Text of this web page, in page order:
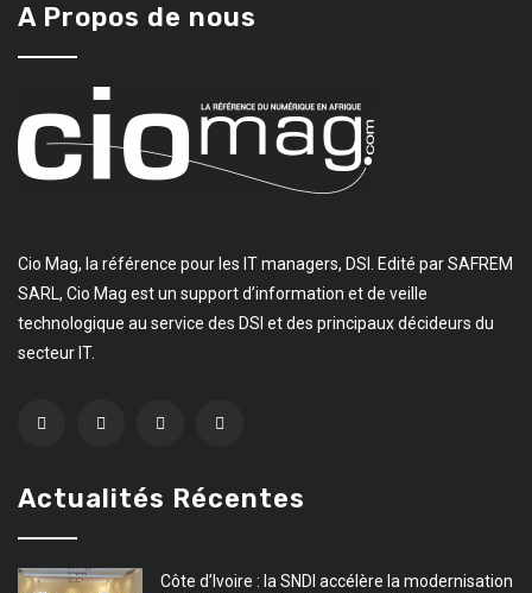
A Propos de nous
Cio Mag, la référence pour les IT managers, DSI. Edité par SAFREM
SARL, Cio Mag est un support d’information et de veille
technologique au service des DSI et des principaux décideurs du
secteur IT.
Actualités Récentes
Côte d’Ivoire : la SNDI accélère la modernisation